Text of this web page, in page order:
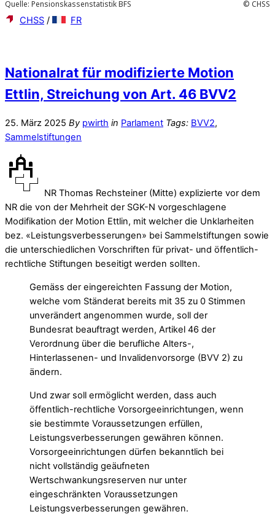
CHSS / FR
Nationalrat für modifizierte Motion
Ettlin, Streichung von Art. 46 BVV2
25. März 2025 By pwirth in Parlament Tags: BVV2,
Sammelstiftungen
NR Thomas Rechsteiner (Mitte) explizierte vor dem
NR die von der Mehrheit der SGK-N vorgeschlagene
Modifikation der Motion Ettlin, mit welcher die Unklarheiten
bez. «Leistungsverbesserungen» bei Sammelstiftungen sowie
die unterschiedlichen Vorschriften für privat- und öffentlich-
rechtliche Stiftungen beseitigt werden sollten.
Gemäss der eingereichten Fassung der Motion,
welche vom Ständerat bereits mit 35 zu 0 Stimmen
unverändert angenommen wurde, soll der
Bundesrat beauftragt werden, Artikel 46 der
Verordnung über die berufliche Alters-,
Hinterlassenen- und Invalidenvorsorge (BVV 2) zu
ändern.
Und zwar soll ermöglicht werden, dass auch
öffentlich-rechtliche Vorsorgeeinrichtungen, wenn
sie bestimmte Voraussetzungen erfüllen,
Leistungsverbesserungen gewähren können.
Vorsorgeeinrichtungen dürfen bekanntlich bei
nicht vollständig geäufneten
Wertschwankungsreserven nur unter
eingeschränkten Voraussetzungen
Leistungsverbesserungen gewähren.